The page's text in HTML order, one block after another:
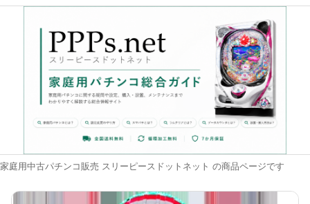
家庭用中古パチンコ販売 スリーピースドットネット の商品ページです